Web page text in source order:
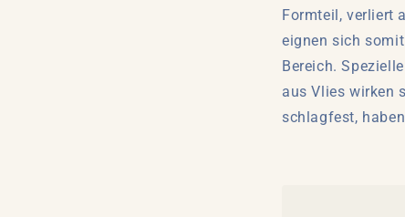
Formteil, verliert
eignen sich
Bereich.
aus Vlies wirken
schlagfest,